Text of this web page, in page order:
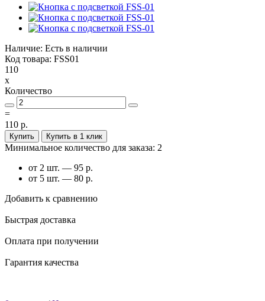
Наличие: Есть в наличии
Код товара: FSS01
110
x
Количество
=
110 р.
Купить Купить в 1 клик
Минимальное количество для заказа: 2
от 2 шт. — 95 р.
от 5 шт. — 80 р.
Добавить к сравнению
Быстрая доставка
Оплата при получении
Гарантия качества